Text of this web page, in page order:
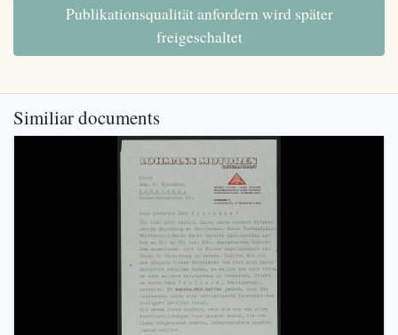
Publikationsqualität anfordern wird später
freigeschaltet
Similiar documents